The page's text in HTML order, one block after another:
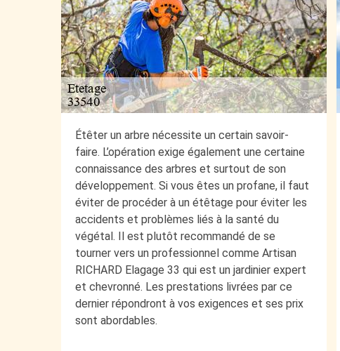
Étêter un arbre nécessite un certain savoir-
faire. L’opération exige également une certaine
connaissance des arbres et surtout de son
développement. Si vous êtes un profane, il faut
éviter de procéder à un étêtage pour éviter les
accidents et problèmes liés à la santé du
végétal. Il est plutôt recommandé de se
tourner vers un professionnel comme Artisan
RICHARD Elagage 33 qui est un jardinier expert
et chevronné. Les prestations livrées par ce
dernier répondront à vos exigences et ses prix
sont abordables.